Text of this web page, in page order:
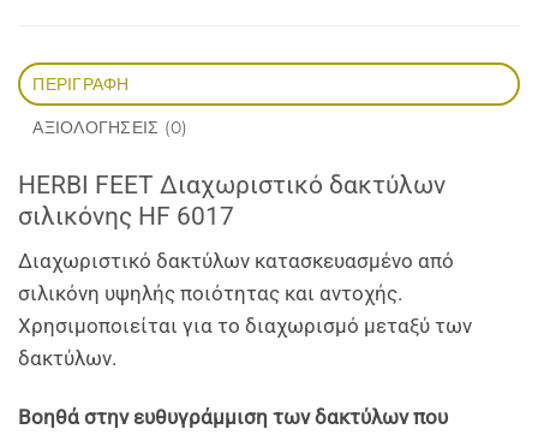
ΠΕΡΙΓΡΑΦΉ
ΑΞΙΟΛΟΓΉΣΕΙΣ (0)
HERBI FEET Διαχωριστικό δακτύλων
σιλικόνης HF 6017
Διαχωριστικό δακτύλων κατασκευασμένο από
σιλικόνη υψηλής ποιότητας και αντοχής.
Χρησιμοποιείται για το διαχωρισμό μεταξύ των
δακτύλων.
Βοηθά στην ευθυγράμμιση των δακτύλων που